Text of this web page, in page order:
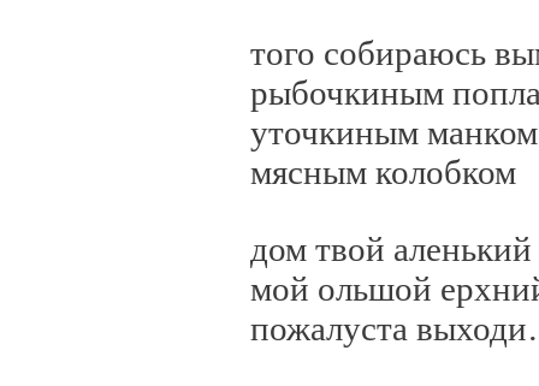
того собираюсь
рыбочкиным
уточкиным манком
мясным колобком
дом твой аленький
мой ольшой
пожалуста